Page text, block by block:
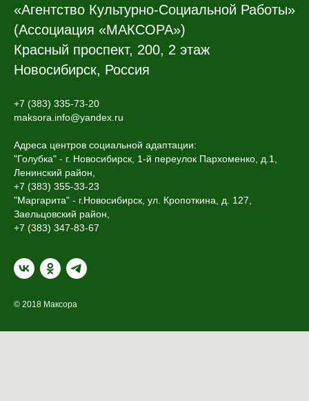
«Агентство Культурно-Социальной Работы»
(Ассоциация «МАКСОРА»)
Красный проспект, 200, 2 этаж
Новосибирск, Россия
+7 (383) 335-73-20
maksora.info@yandex.ru
Адреса центров социальной адаптации:
"Голубка" - г. Новосибирск, 1-й переулок Пархоменко, д.1,
Ленинский район,
+7 (383) 355-33-23
"Маргарита" - г.Новосибирск, ул. Кропоткина, д. 127,
Заельцовский район,
+7 (383) 347-83-67
© 2018 Максора